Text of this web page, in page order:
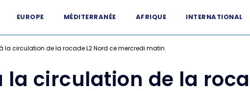
EUROPE MÉDITERRANÉE AFRIQUE INTERNATIONAL
la circulation de la rocade L2 Nord ce mercredi matin
la circulation de la